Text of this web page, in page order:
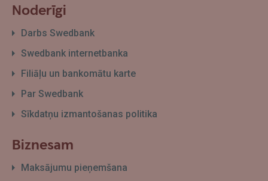
Noderīgi
Darbs Swedbank
Swedbank internetbanka
Filiāļu un bankomātu karte
Par Swedbank
Sīkdatņu izmantošanas politika
Biznesam
Maksājumu pieņemšana